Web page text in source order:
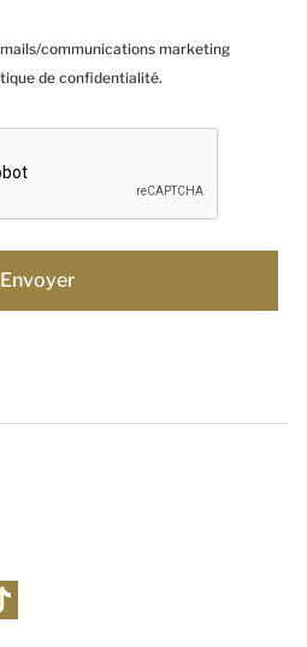
communications marketing
de confidentialité.